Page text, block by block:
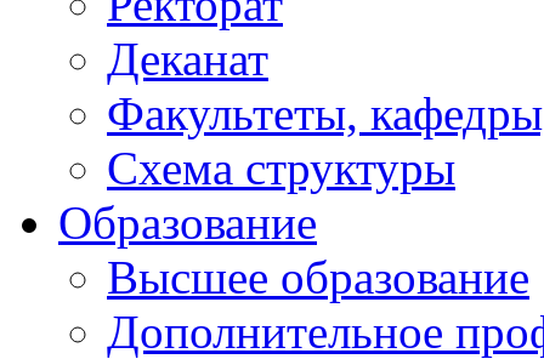
Деканат
Факультеты,
Схема структуры
Образование
Высшее образование
Дополнительное